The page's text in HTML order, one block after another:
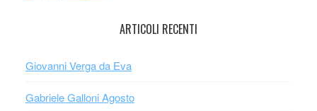
ARTICOLI RECENTI
Giovanni Verga da Eva
Gabriele Galloni Agosto